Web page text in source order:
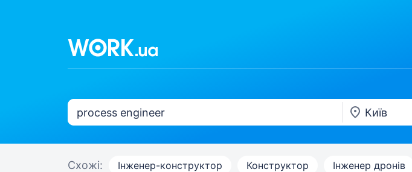
Схожі: Інженер-конструктор Конструктор Інженер дронів